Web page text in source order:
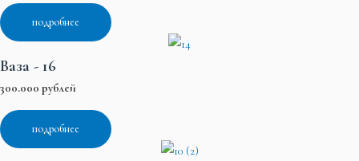
подробнее
Ваза - 16
300.000 рублей
подробнее